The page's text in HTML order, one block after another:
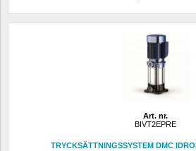
Art. nr.
BIVT2EPRE
TRYCKSÄTTNINGSSYSTEM DMC